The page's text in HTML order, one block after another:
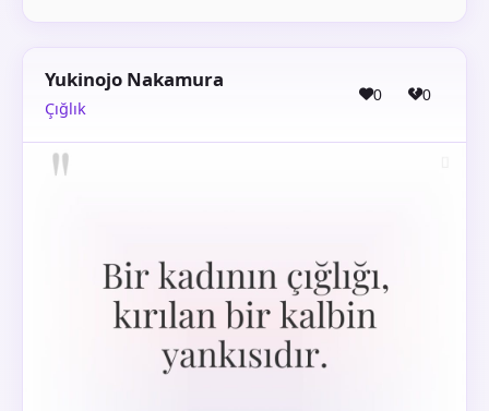
Yukinojo Nakamura
Çığlık
0 0